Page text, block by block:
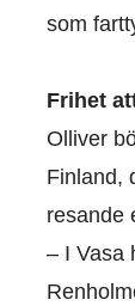
som
Frihet
Olliver
Finland,
resande
– I Vasa